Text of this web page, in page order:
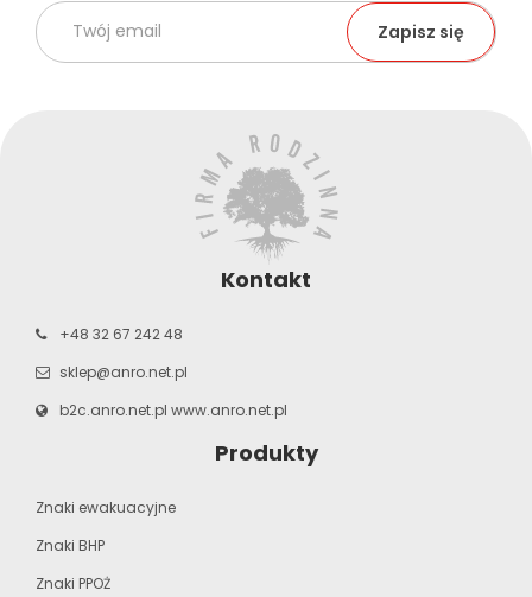
Kontakt
+48 32 67 242 48
sklep@anro.net.pl
b2c.anro.net.pl www.anro.net.pl
Produkty
Znaki ewakuacyjne
Znaki BHP
Znaki PPOŻ